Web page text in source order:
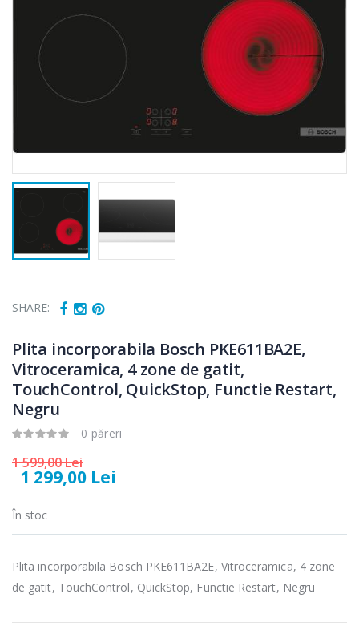
SHARE:
Plita incorporabila Bosch PKE611BA2E,
Vitroceramica, 4 zone de gatit,
TouchControl, QuickStop, Functie Restart,
Negru
0 păreri
1 599,00 Lei
1 299,00 Lei
În stoc
Plita incorporabila Bosch PKE611BA2E, Vitroceramica, 4 zone
de gatit, TouchControl, QuickStop, Functie Restart, Negru
-25%
Fierbator
-21%
Masina de tocat
Masina de tocat
carne
NobeLTek ...
-18%
Mixer vertical
Robot de
bucatarie
Heinner ...